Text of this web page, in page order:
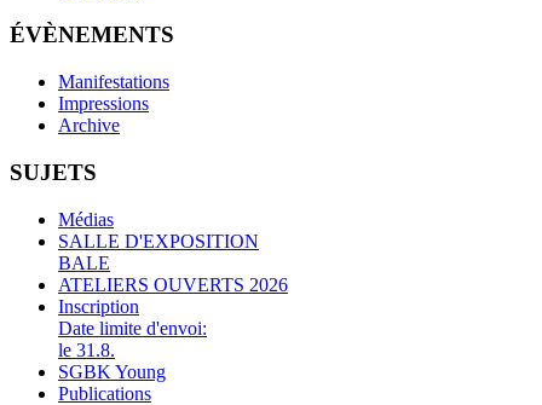
ÉVÈNEMENTS
Manifestations
Impressions
Archive
SUJETS
Médias
SALLE D'EXPOSITION
BALE
ATELIERS OUVERTS 2026
Inscription
Date limite d'envoi:
le 31.8.
SGBK Young
Publications